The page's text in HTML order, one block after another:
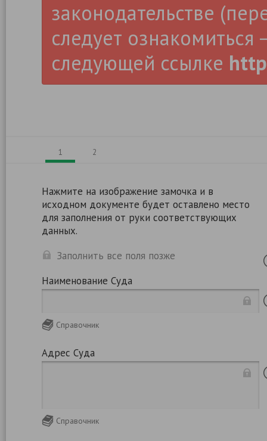
законодательстве
следует ознакомиться
следующей ссылке
1 2
Нажмите на изображение замочка и в
исходном документе будет оставлено место
для заполнения от руки соответствующих
данных.
Заполнить все поля позже
Наименование Суда
Справочник
Адрес Суда
Справочник